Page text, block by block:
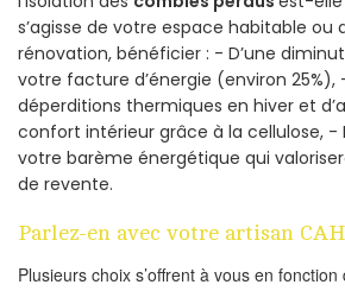
s’agisse de votre espace habitable ou
rénovation, bénéficier : - D’une
votre facture d’énergie (environ 25%),
déperditions thermiques en hiver et
confort intérieur grâce à la cellulose, -
votre barème énergétique qui
de revente.
Parlez-en avec votre artisan
Plusieurs choix s’offrent à vous en